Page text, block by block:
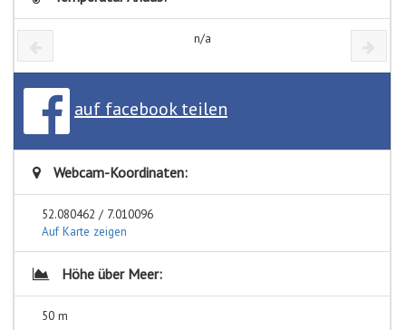
n/a
auf facebook teilen
Webcam-Koordinaten:
52.080462 / 7.010096
Auf Karte zeigen
Höhe über Meer:
50 m